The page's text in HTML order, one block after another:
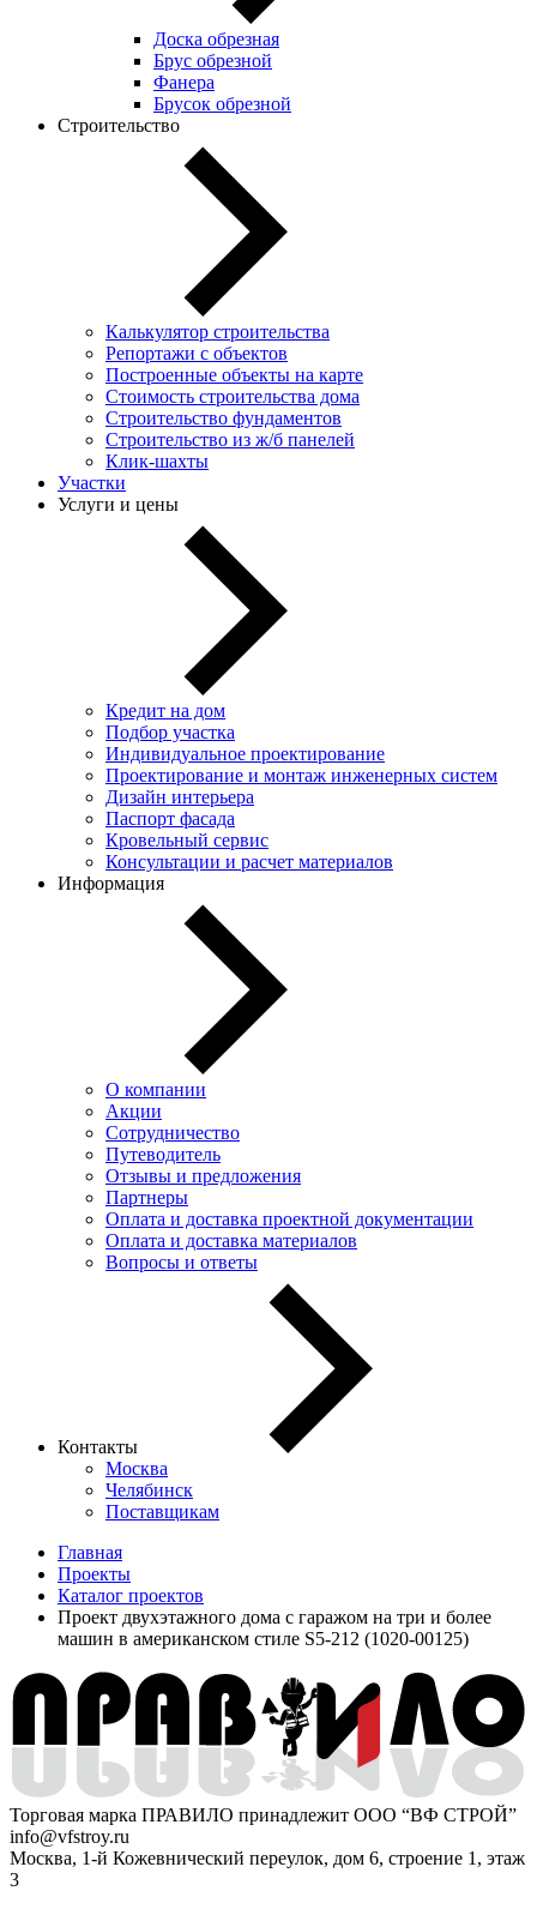
Доска обрезная
Брус обрезной
Фанера
Брусок обрезной
Строительство
Калькулятор строительства
Репортажи с объектов
Построенные объекты на карте
Стоимость строительства дома
Строительство фундаментов
Строительство из ж/б панелей
Клик-шахты
Участки
Услуги и цены
Кредит на дом
Подбор участка
Индивидуальное проектирование
Проектирование и монтаж инженерных систем
Дизайн интерьера
Паспорт фасада
Кровельный сервис
Консультации и расчет материалов
Информация
О компании
Акции
Сотрудничество
Путеводитель
Отзывы и предложения
Партнеры
Оплата и доставка проектной документации
Оплата и доставка материалов
Вопросы и ответы
Контакты
Москва
Челябинск
Поставщикам
Главная
Проекты
Каталог проектов
Проект двухэтажного дома с гаражом на три и более
машин в американском стиле S5-212 (1020-00125)
Торговая марка ПРАВИЛО принадлежит ООО “ВФ СТРОЙ”
info@vfstroy.ru
Москва, 1-й Кожевнический переулок, дом 6, строение 1, этаж
3